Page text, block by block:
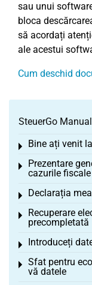
sau unui
bloca
să acordați
ale acestui
Cum deschid
SteuerGo
Bine ați venit
Toggle menu
Prezentare
cazurile fiscale
Toggle menu
Declarația
Toggle menu
Recuperare
precompletată
Toggle menu
Introduceți
Toggle menu
Sfat pentru
vă datele
Toggle menu